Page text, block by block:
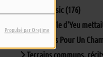
Propulsé par Orejime
Phil's Music (176)
Quand L'île d'Yeu
Questions Pour Un
Terrains communs,